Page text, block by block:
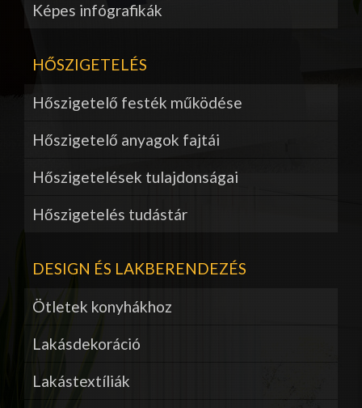
Képes infógrafikák
HŐSZIGETELÉS
Hőszigetelő festék működése
Hőszigetelő anyagok fajtái
Hőszigetelések tulajdonságai
Hőszigetelés tudástár
DESIGN ÉS LAKBERENDEZÉS
Ötletek konyhákhoz
Lakásdekoráció
Lakástextíliák